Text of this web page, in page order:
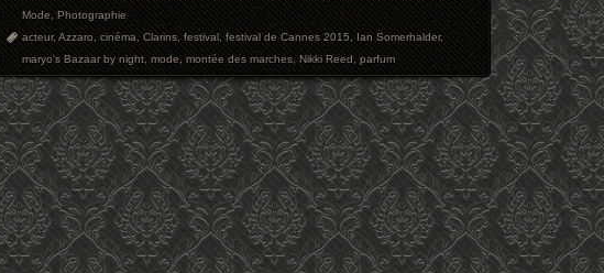
Mode,Photographie
acteur,Azzaro,cinéma,Clarins,festival,festival de Cannes 2015,Ian Somerhalder,
maryo's Bazaar by night,mode,montée des marches,Nikki Reed,parfum